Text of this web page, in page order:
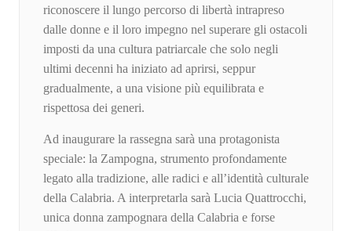
riconoscere il lungo percorso di libertà intrapreso
dalle donne e il loro impegno nel superare gli ostacoli
imposti da una cultura patriarcale che solo negli
ultimi decenni ha iniziato ad aprirsi, seppur
gradualmente, a una visione più equilibrata e
rispettosa dei generi.
Ad inaugurare la rassegna sarà una protagonista
speciale: la Zampogna, strumento profondamente
legato alla tradizione, alle radici e all’identità culturale
della Calabria. A interpretarla sarà Lucia Quattrocchi,
unica donna zampognara della Calabria e forse